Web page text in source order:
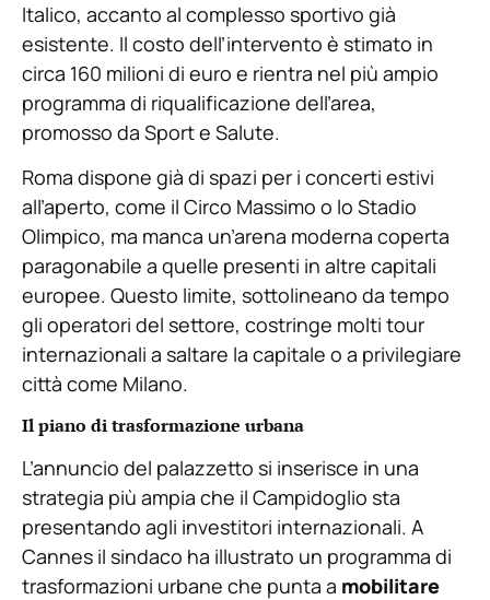
Italico, accanto al complesso sportivo già
esistente. Il costo dell’intervento è stimato in
circa 160 milioni di euro e rientra nel più ampio
programma di riqualificazione dell’area,
promosso da Sport e Salute.
Roma dispone già di spazi per i concerti estivi
all’aperto, come il Circo Massimo o lo Stadio
Olimpico, ma manca un’arena moderna coperta
paragonabile a quelle presenti in altre capitali
europee. Questo limite, sottolineano da tempo
gli operatori del settore, costringe molti tour
internazionali a saltare la capitale o a privilegiare
città come Milano.
Il piano di trasformazione urbana
L’annuncio del palazzetto si inserisce in una
strategia più ampia che il Campidoglio sta
presentando agli investitori internazionali. A
Cannes il sindaco ha illustrato un programma di
trasformazioni urbane che punta a mobilitare